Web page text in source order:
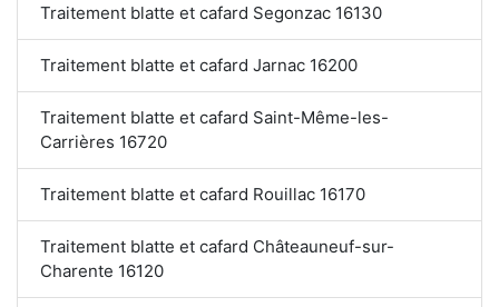
Traitement blatte et cafard Segonzac 16130
Traitement blatte et cafard Jarnac 16200
Traitement blatte et cafard Saint-Même-les-
Carrières 16720
Traitement blatte et cafard Rouillac 16170
Traitement blatte et cafard Châteauneuf-sur-
Charente 16120